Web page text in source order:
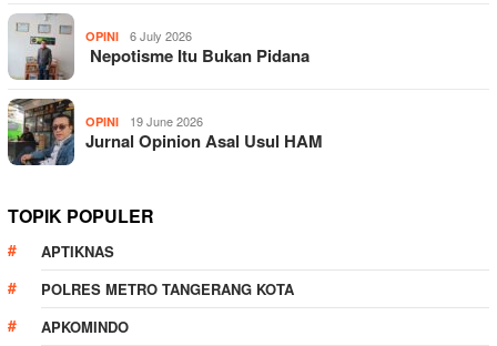
OPINI 6 July 2026
Nepotisme Itu Bukan Pidana
OPINI 19 June 2026
Jurnal Opinion Asal Usul HAM
TOPIK POPULER
APTIKNAS
POLRES METRO TANGERANG KOTA
APKOMINDO